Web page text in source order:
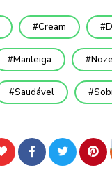
Cream
Manteiga
Saudável